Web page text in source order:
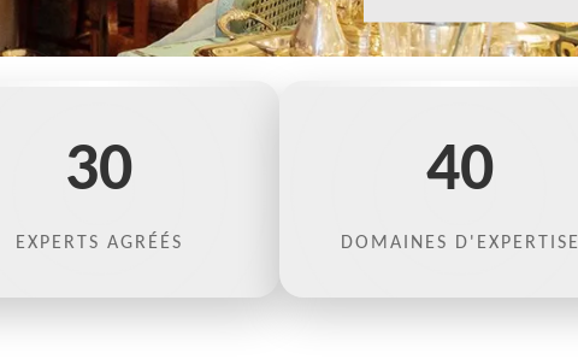
30
EXPERTS AGRÉÉS
40
DOMAINES D'EXPERTISE